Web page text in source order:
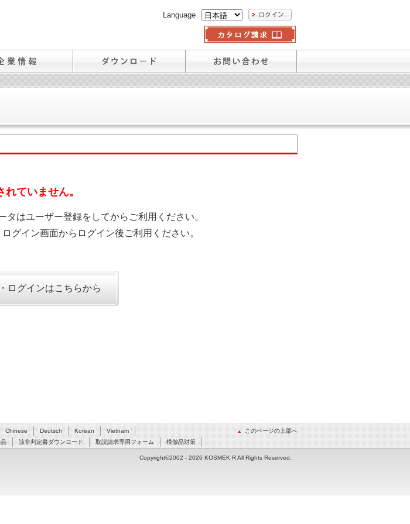
Language
れていません。
はユーザー登録をしてからご利用ください。
グイン画面からログイン後ご利用ください。
ログインはこちらから
このページの上部へ
Chinese Deutsch Korean
Vietnam
該非判定書ダウンロード 取説請求専用フォーム 模倣品対策
Copyright©2002 - 2026 KOSMEK R All Rights Reserved.